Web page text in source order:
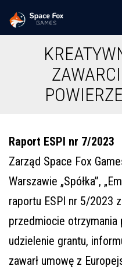
Przejdź
doSpace
Raport ESPI nr 7/2023
Zarząd Space Fox
Warszawie „Spółka”,
raportu ESPI nr 5/2023
przedmiocie otrzymania
udzielenie grantu,
zawarł umowę z